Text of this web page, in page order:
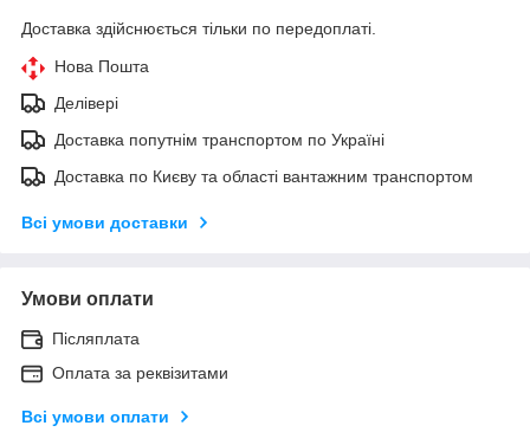
Доставка здійснюється тільки по передоплаті.
Нова Пошта
Делівері
Доставка попутнім транспортом по Україні
Доставка по Києву та області вантажним транспортом
Всі умови доставки
Умови оплати
Післяплата
Оплата за реквізитами
Всі умови оплати